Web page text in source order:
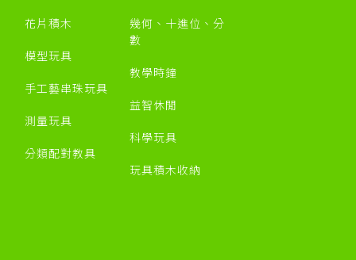
花片積木
模型玩具
手工藝串珠玩具
測量玩具
分類配對教具
幾何、十進位、分
數
教學時鐘
益智休閒
科學玩具
玩具積木收納